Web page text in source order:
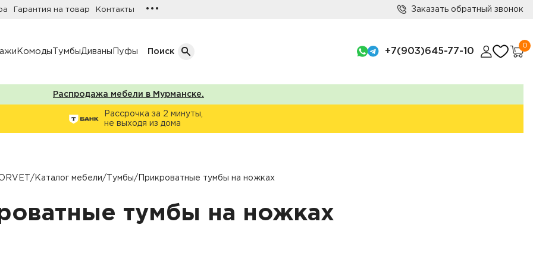
Гарантия на товар Контакты ••• Заказать обратный звонок
Комоды ТумбыДиваны Пуфы Поиск +7(903)645-77-10
0
Кол-во дверей
Трехдверные шкафы
Распродажа мебели в Мурманске.
Рассрочка за 2 минуты,
не выходя из дома
/ Каталог мебели/ Тумбы/ Прикроватные тумбы на ножках
тумбы на ножках